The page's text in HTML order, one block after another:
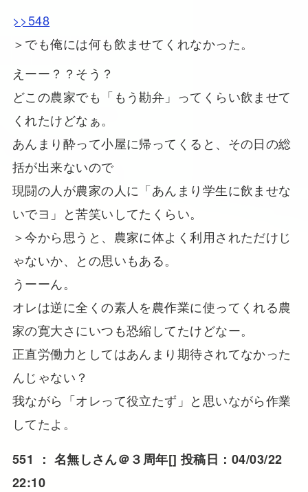
>>548
＞でも俺には何も飲ませてくれなかった。
えーー？？そう？
どこの農家でも「もう勘弁」ってくらい飲ませて
くれたけどなぁ。
あんまり酔って小屋に帰ってくると、その日の総
括が出来ないので
現闘の人が農家の人に「あんまり学生に飲ませな
いでヨ」と苦笑いしてたくらい。
＞今から思うと、農家に体よく利用されただけじ
ゃないか、との思いもある。
うーーん。
オレは逆に全くの素人を農作業に使ってくれる農
家の寛大さにいつも恐縮してたけどなー。
正直労働力としてはあんまり期待されてなかった
んじゃない？
我ながら「オレって役立たず」と思いながら作業
してたよ。
551 ： 名無しさん＠３周年[] 投稿日：04/03/22
22:10